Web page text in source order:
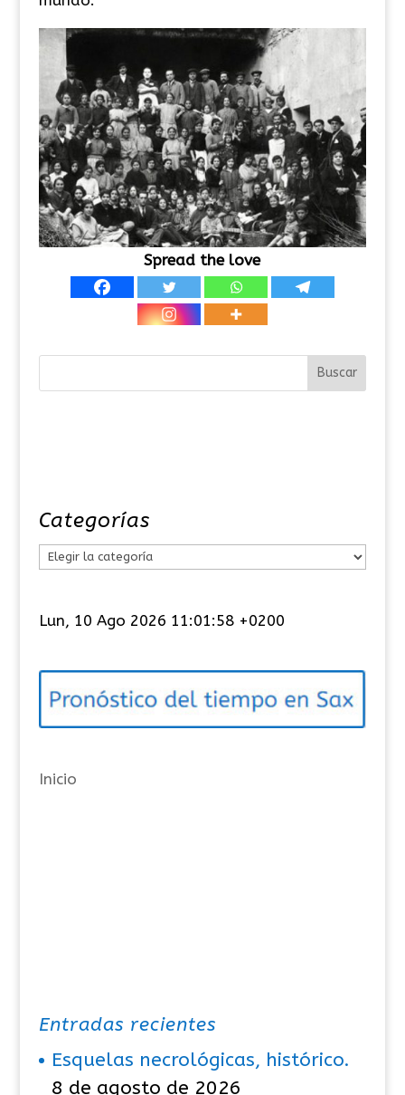
Spread the love
Categorías
e
o
í
s
Lun, 10 Ago 2026 11:01:59 +0200
Inicio
Entradas recientes
Esquelas necrológicas, histórico.
8 de agosto de 2026